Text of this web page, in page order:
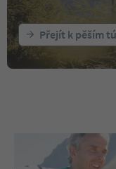
Přejít k pěším